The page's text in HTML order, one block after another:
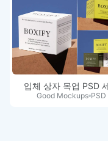
입체 상자 목업 PSD
Good Mockups PSD